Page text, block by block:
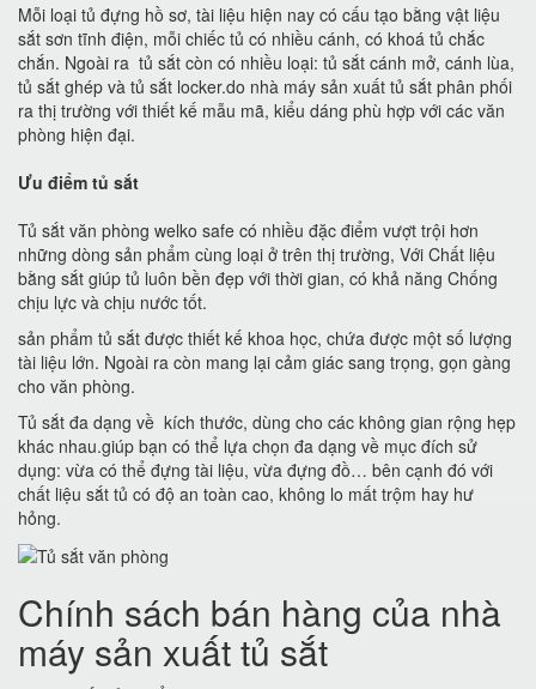
Mỗi loại tủ đựng hồ sơ, tài liệu hiện nay có cấu tạo bằng vật liệu
sắt sơn tĩnh điện, mỗi chiếc tủ có nhiều cánh, có khoá tủ chắc
chắn. Ngoài ra tủ sắt còn có nhiều loại: tủ sắt cánh mở, cánh lùa,
tủ sắt ghép và tủ sắt locker.do nhà máy sản xuất tủ sắt phân phối
ra thị trường với thiết kế mẫu mã, kiểu dáng phù hợp với các văn
phòng hiện đại.
Ưu điểm tủ sắt
Tủ sắt văn phòng welko safe có nhiều đặc điểm vượt trội hơn
những dòng sản phẩm cùng loại ở trên thị trường, Với Chất liệu
bằng sắt giúp tủ luôn bền đẹp với thời gian, có khả năng Chống
chịu lực và chịu nước tốt.
sản phẩm tủ sắt được thiết kế khoa học, chứa được một số lượng
tài liệu lớn. Ngoài ra còn mang lại cảm giác sang trọng, gọn gàng
cho văn phòng.
Tủ sắt đa dạng về kích thước, dùng cho các không gian rộng hẹp
khác nhau.giúp bạn có thể lựa chọn đa dạng về mục đích sử
dụng: vừa có thể đựng tài liệu, vừa đựng đồ… bên cạnh đó với
chất liệu sắt tủ có độ an toàn cao, không lo mất trộm hay hư
hỏng.
Chính sách bán hàng của nhà
máy sản xuất tủ sắt